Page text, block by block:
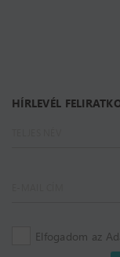
HÍRLEVÉL
Elfogadom az